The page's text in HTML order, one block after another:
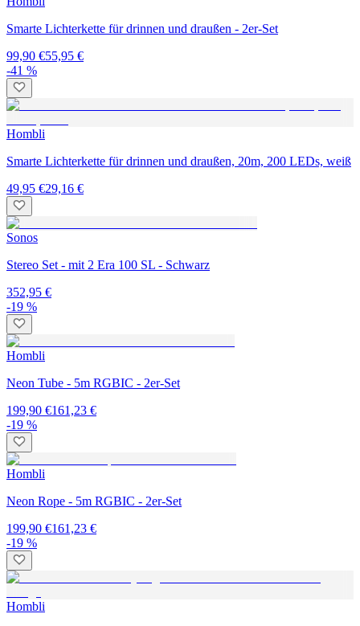
Smarte Lichterkette für drinnen und draußen - 2er-Set
99,90 €55,95 €
-41 %
Hombli
Smarte Lichterkette für drinnen und draußen, 20m, 200 LEDs, weiß
49,95 €29,16 €
Sonos
Stereo Set - mit 2 Era 100 SL - Schwarz
352,95 €
-19 %
Hombli
Neon Tube - 5m RGBIC - 2er-Set
199,90 €161,23 €
-19 %
Hombli
Neon Rope - 5m RGBIC - 2er-Set
199,90 €161,23 €
-19 %
Hombli